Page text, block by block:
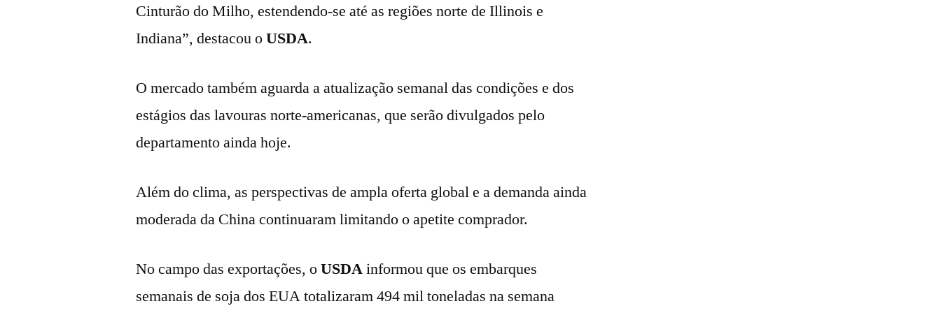
Cinturão do Milho, estendendo-se até as regiões norte de Illinois e
Indiana”, destacou oUSDA.
O mercado também aguarda a atualização semanal das condições e dos
estágios das lavouras norte-americanas, que serão divulgados pelo
departamento ainda hoje.
Além do clima, as perspectivas de ampla oferta global e a demanda ainda
moderada da China continuaram limitando o apetite comprador.
No campo das exportações, oUSDAinformou que os embarques
semanais de soja dos EUA totalizaram 494 mil toneladas na semana